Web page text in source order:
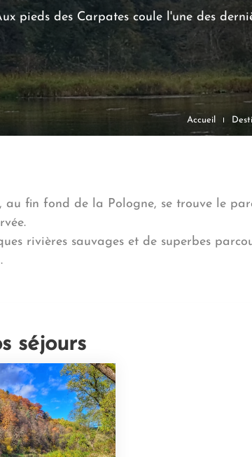
pieds des Carpates coule l'une des
Accueil
au fin fond de la Pologne, se trouve le
rivières sauvages et de superbes
séjours